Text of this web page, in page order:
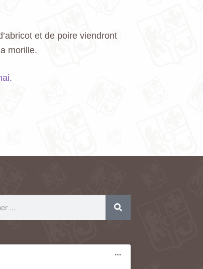
et de poire viendront
morille.